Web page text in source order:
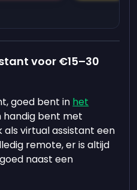
voor €15–30
goed bent in het
handig bent met
als virtual assistant een
remote, er is altijd
naast een